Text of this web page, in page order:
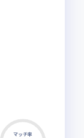
マッチ率